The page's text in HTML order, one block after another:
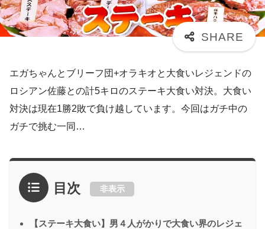
エガちゃんとブリーフ団+オラキオと大食いレジェンドの
ロシアン佐藤との計5キロのステーキ大食い対決。大食い
対決は現在1勝2敗で負け越しています。今回はガチ中の
ガチで挑む一同…
目次 非表示
【ステーキ大食い】男４人がかりで大食い界のレジェ